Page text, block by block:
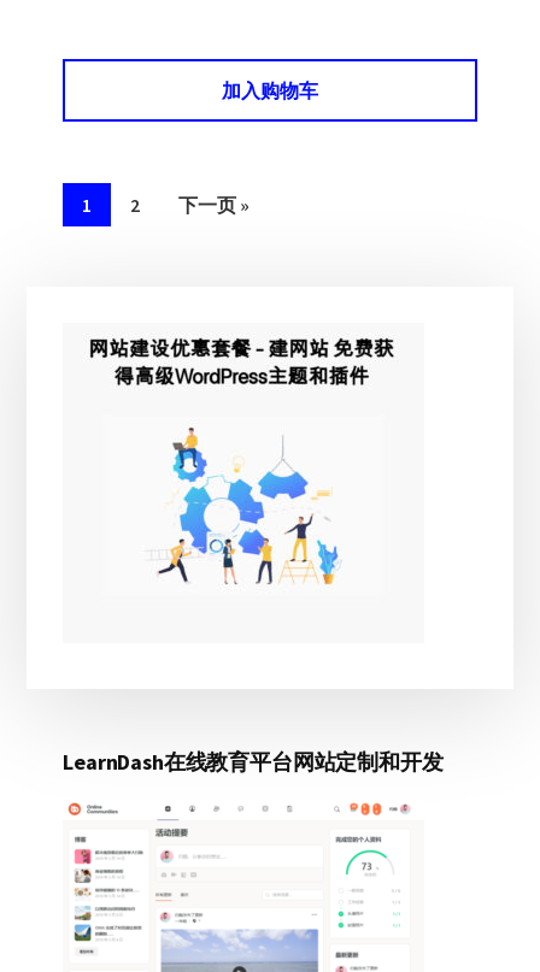
加入购物车
1 2 下一页 »
LearnDash在线教育平台网站定制和开发